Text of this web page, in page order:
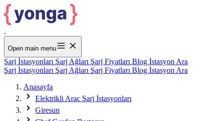
.
Open main menu
Şarj İstasyonları Şarj Ağları Şarj Fiyatları Blog İstasyon Ara
Şarj İstasyonları Şarj Ağları Şarj Fiyatları Blog İstasyon Ara
Anasayfa
Elektrikli Araç Şarj İstasyonları
Giresun